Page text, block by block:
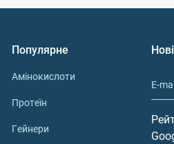
Популярне
Амінокислоти
Протеїн
Гейнери